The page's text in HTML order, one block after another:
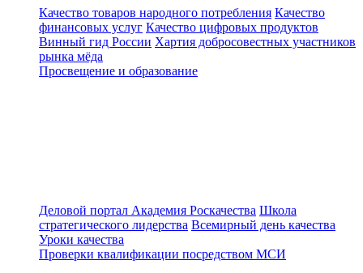
Качество товаров народного потребления Качество
финансовых услуг Качество цифровых продуктов
Винный гид России Хартия добросовестных участников
рынка мёда
Просвещение и образование
Деловой портал Академия Роскачества Школа
стратегического лидерства Всемирный день качества
Уроки качества
Проверки квалификации посредством МСИ